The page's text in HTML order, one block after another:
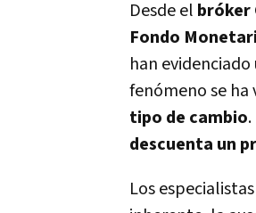
Desde el bróker
Fondo
han evidenciado
fenómeno se
tipo de cambio.
descuenta un
Los